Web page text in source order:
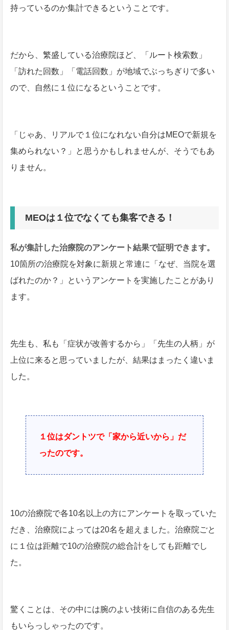
持っているのか集計できるということです。
だから、繁盛している治療院ほど、「ルート検索数」
「訪れた回数」「電話回数」が地域でぶっちぎりで多い
ので、自然に１位になるということです。
「じゃあ、リアルで１位になれない自分はMEOで新規を
集められない？」と思うかもしれませんが、そうでもあ
りません。
MEOは１位でなくても集客できる！
私が集計した治療院のアンケート結果で証明できます。
10箇所の治療院を対象に新規と常連に「なぜ、当院を選
ばれたのか？」というアンケートを実施したことがあり
ます。
先生も、私も「症状が改善するから」「先生の人柄」が
上位に来ると思っていましたが、結果はまったく違いま
した。
１位はダントツで「家から近いから」だ
ったのです。
10の治療院で各10名以上の方にアンケートを取っていた
だき、治療院によっては20名を超えました。治療院ごと
に１位は距離で10の治療院の総合計をしても距離でし
た。
驚くことは、その中には腕のよい技術に自信のある先生
もいらっしゃったのです。